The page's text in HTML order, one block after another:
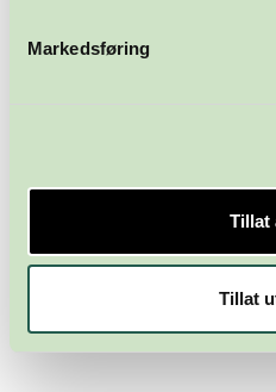
Markedsføring
Tillat
Tillat